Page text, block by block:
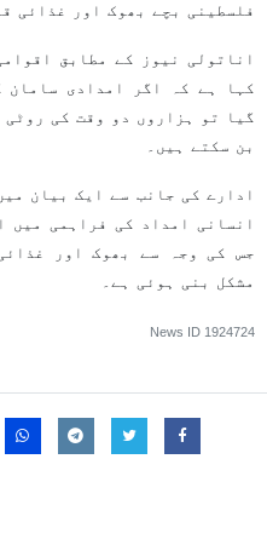
فلسطینی بچے بھوک اور غذائی
اناتولی نیوز کے مطابق
کہا ہے کہ اگر امدادی سامان
گیا تو ہزاروں دو وقت کی
بن سکتے ہیں۔
ادارے کی جانب سے ایک بیان
انسانی امداد کی فراہمی میں
جس کی وجہ سے بھوک اور
مشکل بنی ہوئی ہے۔
News ID 1924724